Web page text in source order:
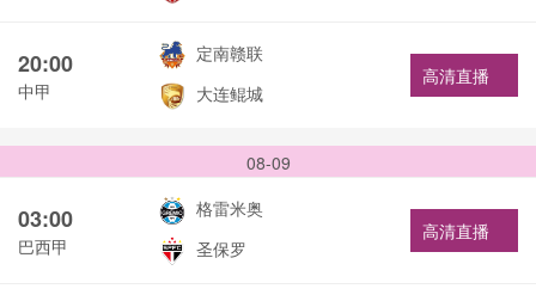
20:00
中甲
定南赣联
大连鲲城
高清直播
08-09
03:00
巴西甲
格雷米奥
圣保罗
高清直播